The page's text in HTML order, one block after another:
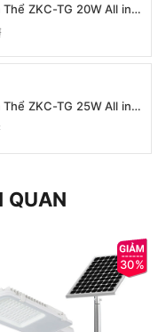
ZKC-TG 20W All in
ZKC-TG 25W All in
QUAN
30%